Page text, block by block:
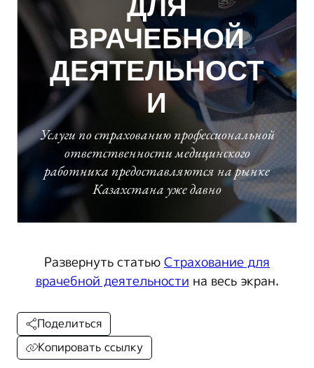
Развернуть статьюСтрахование для
врачебной деятельности на весь экран.
Поделиться
Копировать ссылку